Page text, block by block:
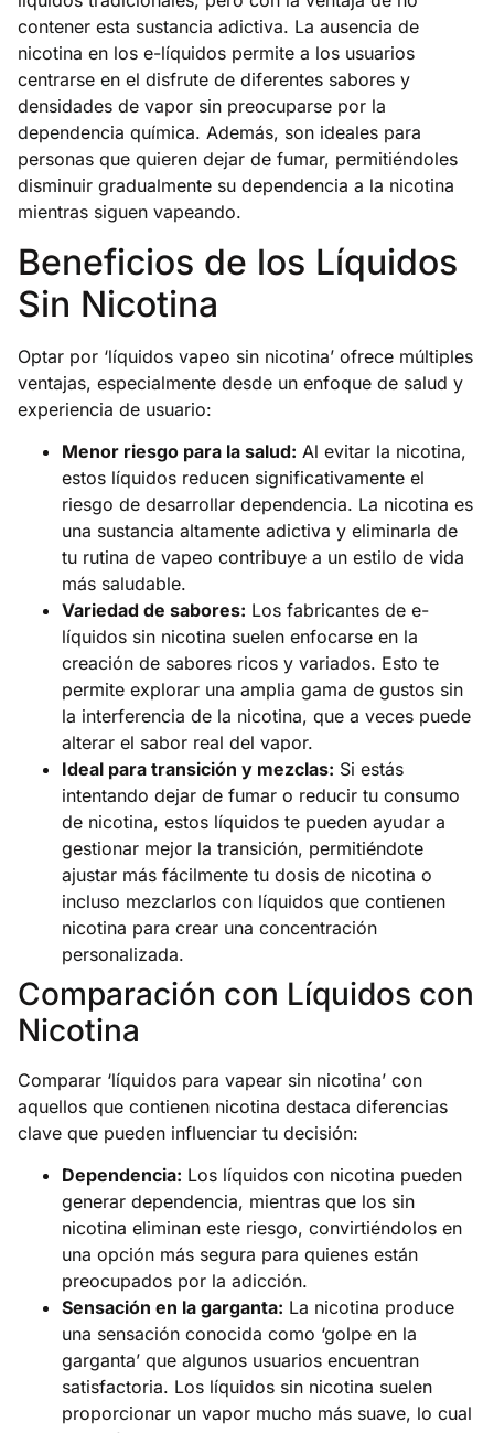
contener esta sustancia adictiva. La ausencia de
nicotina en los e-líquidos permite a los usuarios
centrarse en el disfrute de diferentes sabores y
densidades de vapor sin preocuparse por la
dependencia química. Además, son ideales para
personas que quieren dejar de fumar, permitiéndoles
disminuir gradualmente su dependencia a la nicotina
mientras siguen vapeando.
Beneficios de los Líquidos
Sin Nicotina
Optar por ‘líquidos vapeo sin nicotina’ ofrece múltiples
ventajas, especialmente desde un enfoque de salud y
experiencia de usuario:
Menor riesgo para la salud: Al evitar la nicotina,
estos líquidos reducen significativamente el
riesgo de desarrollar dependencia. La nicotina es
una sustancia altamente adictiva y eliminarla de
tu rutina de vapeo contribuye a un estilo de vida
más saludable.
Variedad de sabores: Los fabricantes de e-
líquidos sin nicotina suelen enfocarse en la
creación de sabores ricos y variados. Esto te
permite explorar una amplia gama de gustos sin
la interferencia de la nicotina, que a veces puede
alterar el sabor real del vapor.
Ideal para transición y mezclas: Si estás
intentando dejar de fumar o reducir tu consumo
de nicotina, estos líquidos te pueden ayudar a
gestionar mejor la transición, permitiéndote
ajustar más fácilmente tu dosis de nicotina o
incluso mezclarlos con líquidos que contienen
nicotina para crear una concentración
personalizada.
Comparación con Líquidos con
Nicotina
Comparar ‘líquidos para vapear sin nicotina’ con
aquellos que contienen nicotina destaca diferencias
clave que pueden influenciar tu decisión:
Dependencia: Los líquidos con nicotina pueden
generar dependencia, mientras que los sin
nicotina eliminan este riesgo, convirtiéndolos en
una opción más segura para quienes están
preocupados por la adicción.
Sensación en la garganta: La nicotina produce
una sensación conocida como ‘golpe en la
garganta’ que algunos usuarios encuentran
satisfactoria. Los líquidos sin nicotina suelen
proporcionar un vapor mucho más suave, lo cual